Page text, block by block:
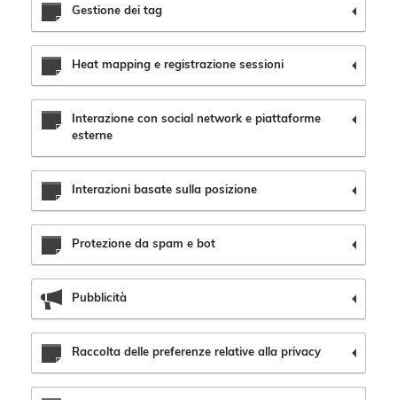
Gestione dei tag
Heat mapping e registrazione sessioni
Interazione con social network e piattaforme
esterne
Interazioni basate sulla posizione
Protezione da spam e bot
Pubblicità
Raccolta delle preferenze relative alla privacy